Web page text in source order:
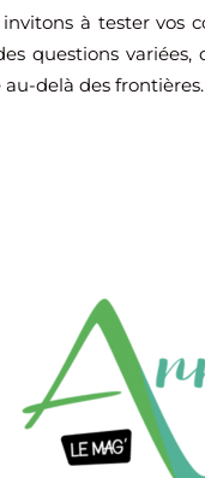
à tester vos
questions
delà des frontières.